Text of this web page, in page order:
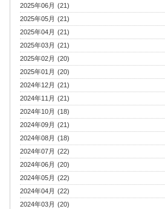
2025年06月 (21)
2025年05月 (21)
2025年04月 (21)
2025年03月 (21)
2025年02月 (20)
2025年01月 (20)
2024年12月 (21)
2024年11月 (21)
2024年10月 (18)
2024年09月 (21)
2024年08月 (18)
2024年07月 (22)
2024年06月 (20)
2024年05月 (22)
2024年04月 (22)
2024年03月 (20)